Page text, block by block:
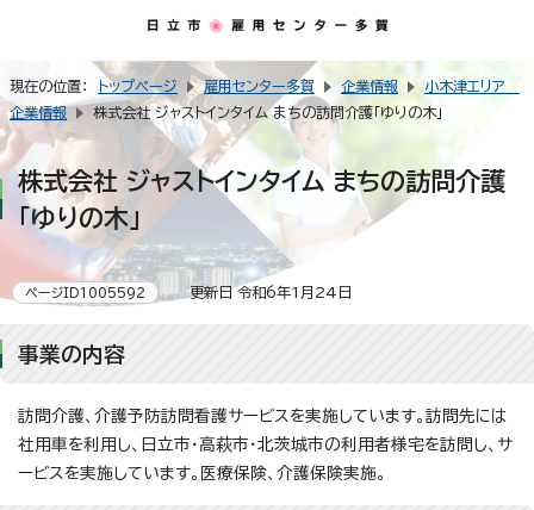
現在の位置： トップページ 雇用センター多賀 企業情報
小木津エリア
企業情報
株式会社 ジャストインタイム まちの訪問介護「ゆりの木」
株式会社 ジャストインタイム まちの訪問介護
「ゆりの木」
ページID1005592 更新日 令和6年1月24日
事業の内容
訪問介護、介護予防訪問看護サービスを実施しています。訪問先には
社用車を利用し、日立市・高萩市・北茨城市の利用者様宅を訪問し、サ
ービスを実施しています。医療保険、介護保険実施。